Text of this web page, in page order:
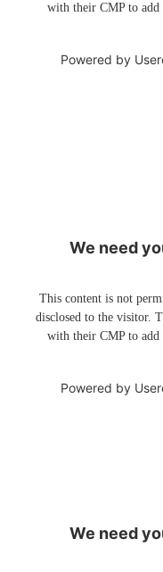
with their CMP to add
Powered by
We need
This content is not
disclosed to the visitor.
with their CMP to add
Powered by
We need